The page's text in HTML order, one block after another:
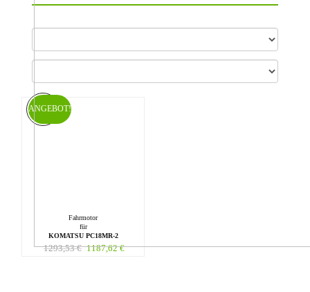
Fahrmotor
für
KOMATSU PC18MR-2
1293,53€ 1187,62€
ANGEBOT!